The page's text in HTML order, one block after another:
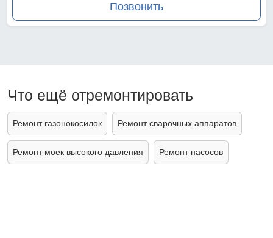
Позвонить
Что ещё отремонтировать
Ремонт газонокосилок Ремонт сварочных аппаратов
Ремонт моек высокого давления Ремонт насосов